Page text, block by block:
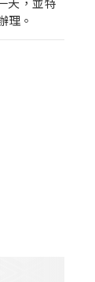
天，並特
理。